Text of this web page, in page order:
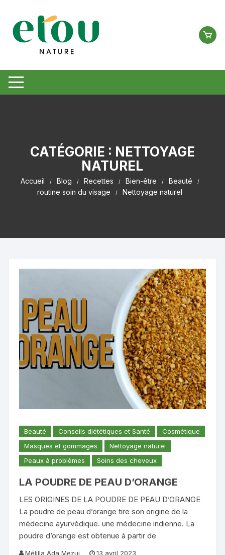
contenu
CATÉGORIE : NETTOYAGE
NATUREL
Accueil Blog Recettes Bien-être
Beauté
routine soin du visage
Nettoyage naturel
Beauté Conseils diététiques et Santé
Cosmétique
Masques et gommages
Nettoyage naturel
Peaux à problèmes
Soins des cheveux
LA POUDRE DE PEAU D’ORANGE
LES ORIGINES DE LA POUDRE DE PEAU D’ORANGE
La poudre de peau d’orange tire son origine de la
médecine ayurvédique. une médecine indienne. La
poudre d’orange est obtenue à partir de
Mélilla Ada Mezui 13 avril 2023